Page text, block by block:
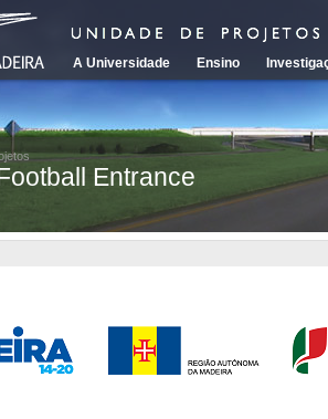
A Universidade Ensino
Entrance